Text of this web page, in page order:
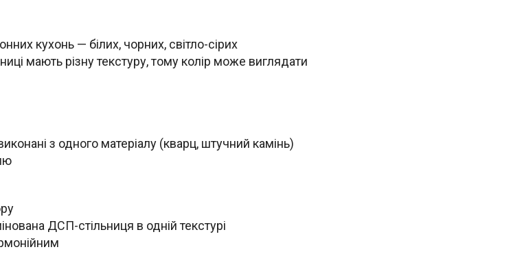
кухонь — білих, чорних, світло-сірих
мають різну текстуру, тому колір може виглядати
з одного матеріалу (кварц, штучний камінь)
ДСП-стільниця в одній текстурі